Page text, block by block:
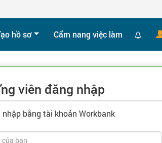
hồ sơ Cẩm nang việc làm
viên đăng nhập
bằng tài khoản Workbank